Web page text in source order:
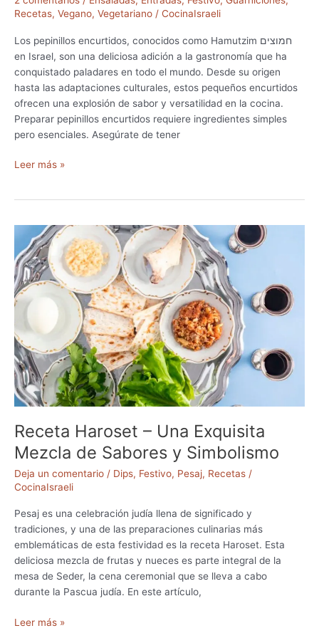
o
g
Recetas, Vegano, Vegetariano / CocinaIsraeli
Los pepinillos encurtidos, conocidos como Hamutzim חמוצים
en Israel, son una deliciosa adición a la gastronomía que ha
conquistado paladares en todo el mundo. Desde su origen
hasta las adaptaciones culturales, estos pequeños encurtidos
ofrecen una explosión de sabor y versatilidad en la cocina.
Preparar pepinillos encurtidos requiere ingredientes simples
pero esenciales. Asegúrate de tener
R
t
P
e
p
i
i
l
o
s
n
c
u
r
t
i
d
H
m
Leer más »
Receta Haroset – Una Exquisita
Mezcla de Sabores y Simbolismo
Deja un comentario / Dips, Festivo, Pesaj, Recetas /
CocinaIsraeli
Pesaj es una celebración judía llena de significado y
tradiciones, y una de las preparaciones culinarias más
emblemáticas de esta festividad es la receta Haroset. Esta
deliciosa mezcla de frutas y nueces es parte integral de la
mesa de Seder, la cena ceremonial que se lleva a cabo
durante la Pascua judía. En este artículo,
RLeer más »